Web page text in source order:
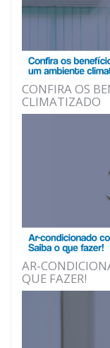
CONFIRA OS
CLIMATIZADO
AR-
QUE FAZER!